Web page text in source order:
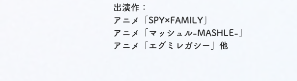
出演作：
アニメ「SPY×FAMILY」
アニメ「マッシュル-MASHLE-」
アニメ「エグミレガシー」他